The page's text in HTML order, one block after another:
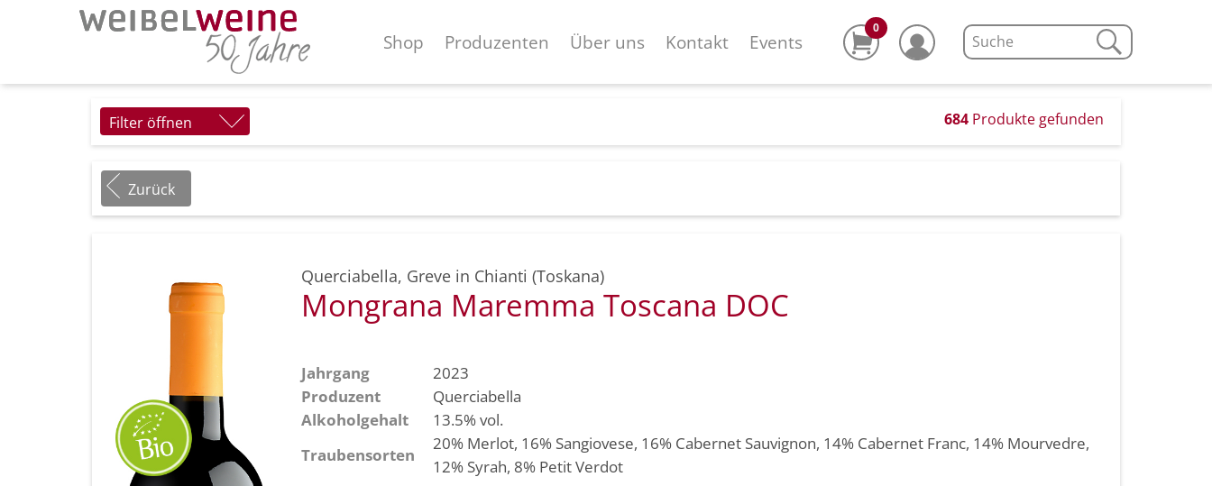
Shop Produzenten Über uns Kontakt Events
0
Filter öffnen 684 Produkte gefunden
Zurück
Querciabella, Greve in Chianti (Toskana)
Mongrana Maremma Toscana DOC
Jahrgang
2023
Produzent
Querciabella
Alkoholgehalt
13.5% vol.
Traubensorten
20% Merlot, 16% Sangiovese, 16% Cabernet Sauvignon, 14% Cabernet Franc, 14% Mourvedre,
12% Syrah, 8% Petit Verdot